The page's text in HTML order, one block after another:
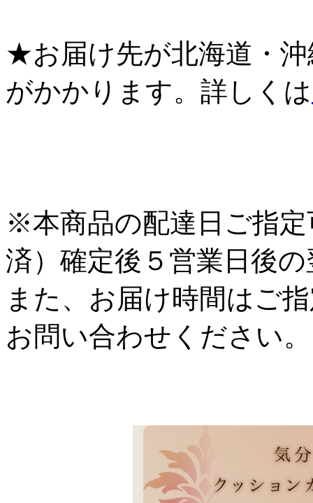
★お届け先が北海道・
がかかります。詳しくは
※本商品の配達日ご指
済）確定後５営業日後
また、お届け時間はご
お問い合わせください。